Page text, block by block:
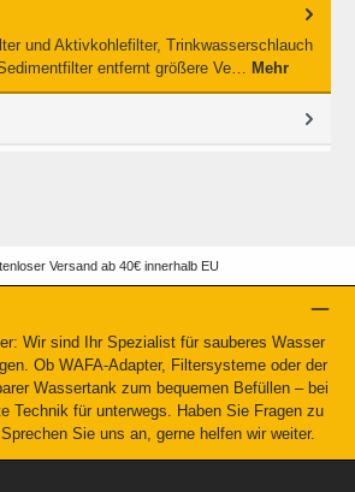
und Aktivkohlefilter, Trinkwasserschlauch
entfernt größere Ve… Mehr
Versand ab 40€ innerhalb EU
Wir sind Ihr Spezialist für sauberes Wasser
Ob WAFA-Adapter, Filtersysteme oder der
Wassertank zum bequemen Befüllen – bei
Technik für unterwegs. Haben Sie Fragen zu
Sie uns an, gerne helfen wir weiter.